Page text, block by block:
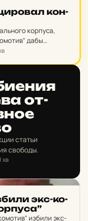
кон­
корпуса,
дабы
преступлений,
от­
статьи
свободы.
хв
экс-ко­
избили экс-